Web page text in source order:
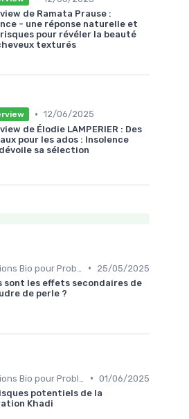
de Ramata Prause :
- une réponse naturelle et
risques pour révéler la beauté
texturés
• 12/06/2025
de Élodie LAMPERIER : Des
pour les ados : Insolence
sa sélection
•
25/05/2025
sont les effets secondaires de
de perle ?
• 01/06/2025
potentiels de la
Khadi